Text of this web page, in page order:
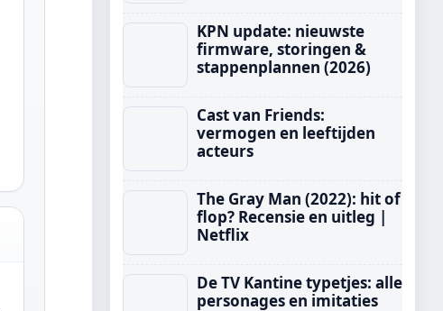
KPN update: nieuwste
firmware, storingen &
stappenplannen (2026)
Cast van Friends:
vermogen en leeftijden
acteurs
The Gray Man (2022): hit of
flop? Recensie en uitleg |
Netflix
De TV Kantine typetjes: alle
personages en imitaties